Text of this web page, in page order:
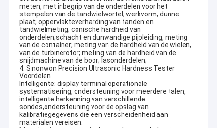
meten, met inbegrip van de onderdelen voor het
stempelen van de tandwielwortel; werkvorm, dunne
plaat; oppervlakteverharding van tanden en
tandwielmeting; conische hardheid van
onderdelen;schacht en dunwandige pijpleiding, meting
van de container; meting van de hardheid van de wielen,
van de turbinerotor; meting van de hardheid van de
snijdmachine van de boor; lasonderdelen;
4. Sinonwon Precision Ultrasonic Hardness Tester
Voordelen
Intelligente: display terminal operationele
systematisering, ondersteuning voor meerdere talen,
intelligente herkenning van verschillende
sondes,ondersteuning voor de opslag van
kalibratiegegevens die een verscheidenheid aan
materialen vereisen.